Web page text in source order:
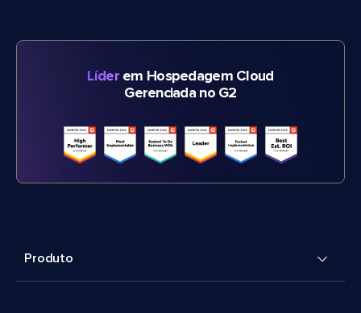
Líderem Hospedagem Cloud
Gerenciada no G2
Produto